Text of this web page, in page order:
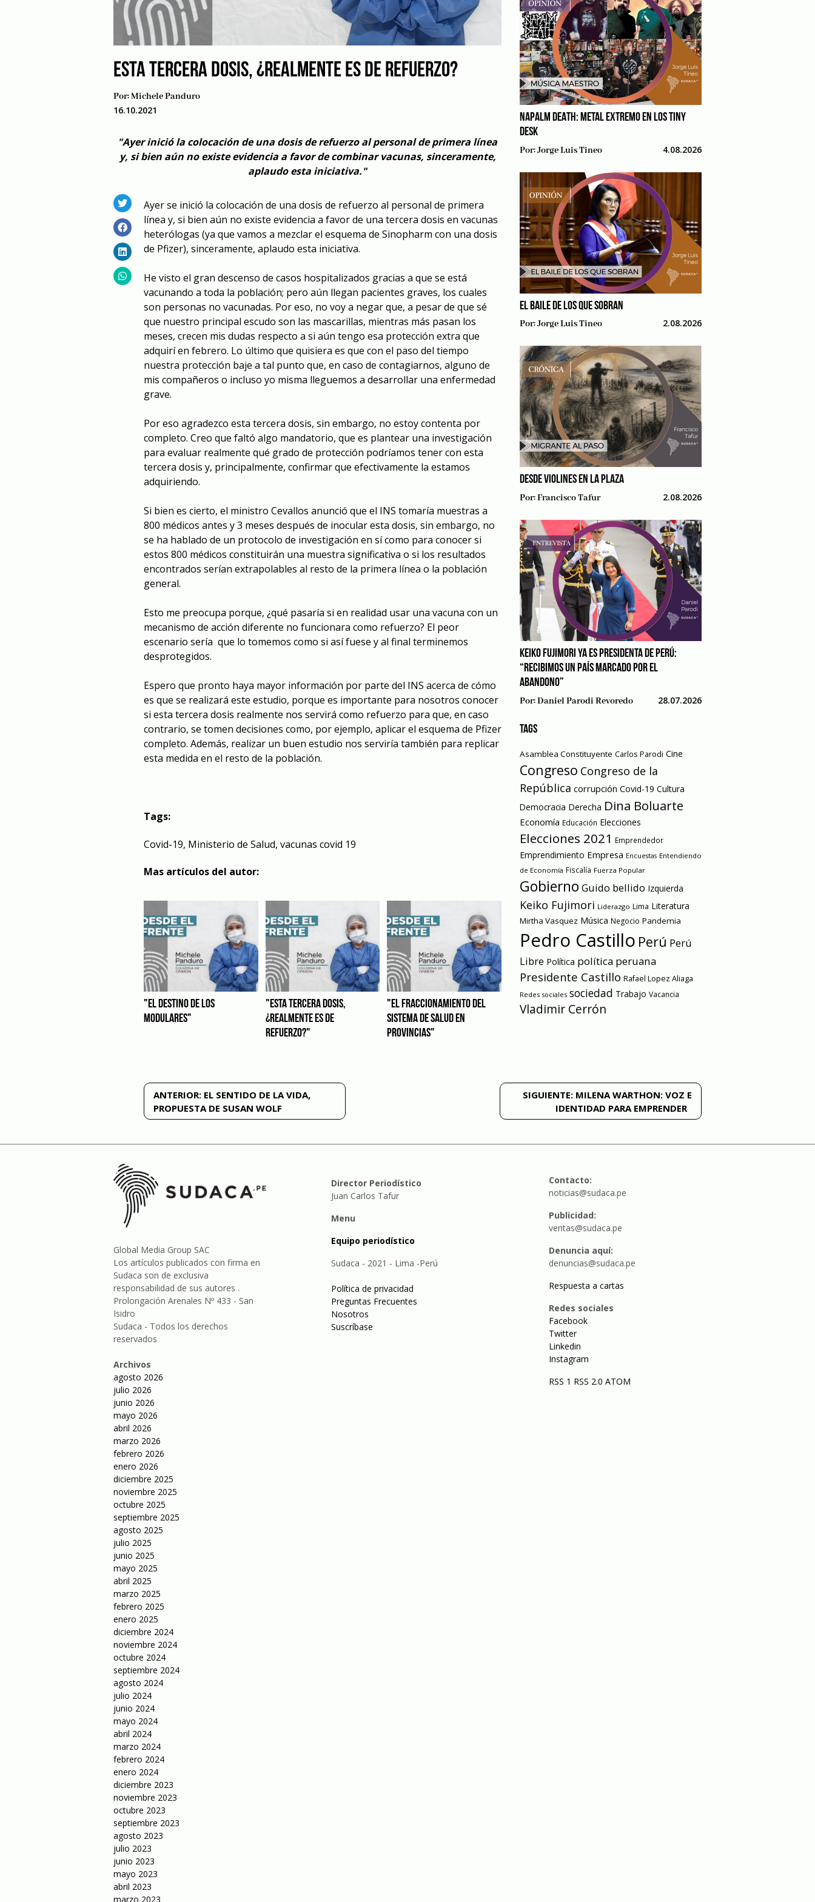
ESTA TERCERA DOSIS, ¿REALMENTE ES DE REFUERZO?
Por:Michele Panduro
16.10.2021
"Ayer inició la colocación de una dosis de refuerzo al personal de primera línea
y, si bien aún no existe evidencia a favor de combinar vacunas, sinceramente,
aplaudo esta iniciativa."
Ayer se inició la colocación de una dosis de refuerzo al personal de primera
línea y, si bien aún no existe evidencia a favor de una tercera dosis en vacunas
heterólogas (ya que vamos a mezclar el esquema de Sinopharm con una dosis
de Pfizer), sinceramente, aplaudo esta iniciativa.
He visto el gran descenso de casos hospitalizados gracias a que se está
vacunando a toda la población; pero aún llegan pacientes graves, los cuales
son personas no vacunadas. Por eso, no voy a negar que, a pesar de que sé
que nuestro principal escudo son las mascarillas, mientras más pasan los
meses, crecen mis dudas respecto a si aún tengo esa protección extra que
adquirí en febrero. Lo último que quisiera es que con el paso del tiempo
nuestra protección baje a tal punto que, en caso de contagiarnos, alguno de
mis compañeros o incluso yo misma lleguemos a desarrollar una enfermedad
grave.
Por eso agradezco esta tercera dosis, sin embargo, no estoy contenta por
completo. Creo que faltó algo mandatorio, que es plantear una investigación
para evaluar realmente qué grado de protección podríamos tener con esta
tercera dosis y, principalmente, confirmar que efectivamente la estamos
adquiriendo.
Si bien es cierto, el ministro Cevallos anunció que el INS tomaría muestras a
800 médicos antes y 3 meses después de inocular esta dosis, sin embargo, no
se ha hablado de un protocolo de investigación en sí como para conocer si
estos 800 médicos constituirán una muestra significativa o si los resultados
encontrados serían extrapolables al resto de la primera línea o la población
general.
Esto me preocupa porque, ¿qué pasaría si en realidad usar una vacuna con un
mecanismo de acción diferente no funcionara como refuerzo? El peor
escenario sería que lo tomemos como si así fuese y al final terminemos
desprotegidos.
Espero que pronto haya mayor información por parte del INS acerca de cómo
es que se realizará este estudio, porque es importante para nosotros conocer
si esta tercera dosis realmente nos servirá como refuerzo para que, en caso
contrario, se tomen decisiones como, por ejemplo, aplicar el esquema de Pfizer
completo. Además, realizar un buen estudio nos serviría también para replicar
esta medida en el resto de la población.
Tags:
Covid-19, Ministerio de Salud, vacunas covid 19
Mas artículos del autor:
"EL DESTINO DE LOS
MODULARES"
"ESTA TERCERA DOSIS,
¿REALMENTE ES DE
REFUERZO?"
"EL FRACCIONAMIENTO DEL
SISTEMA DE SALUD EN
PROVINCIAS"
NAPALM DEATH: METAL EXTREMO EN LOS TINY
DESK
Por:Jorge Luis Tineo 4.08.2026
EL BAILE DE LOS QUE SOBRAN
Por:Jorge Luis Tineo 2.08.2026
DESDE VIOLINES EN LA PLAZA
Por:Francisco Tafur 2.08.2026
KEIKO FUJIMORI YA ES PRESIDENTA DE PERÚ:
“RECIBIMOS UN PAÍS MARCADO POR EL
ABANDONO”
Por:Daniel Parodi Revoredo 28.07.2026
TAGS
Asamblea Constituyente Carlos Parodi Cine
Congreso Congreso de la
República corrupción Covid-19 Cultura
Democracia Derecha Dina Boluarte
Economía Educación Elecciones
Elecciones 2021 Emprendedor
Emprendimiento Empresa Encuestas Entendiendo
de Economía Fiscalía Fuerza Popular
Gobierno Guido bellido Izquierda
Keiko Fujimori Liderazgo Lima Literatura
Mirtha Vasquez Música Negocio Pandemia
Pedro Castillo Perú Perú
Libre Política política peruana
Presidente Castillo Rafael Lopez Aliaga
Redes sociales sociedad Trabajo Vacancia
Vladimir Cerrón
Navegación
de
ANTERIOR: EL SENTIDO DE LA VIDA,
PROPUESTA DE SUSAN WOLF
SIGUIENTE: MILENA WARTHON: VOZ E
IDENTIDAD PARA EMPRENDER
Global Media Group SAC
Los artículos publicados con firma en
Sudaca son de exclusiva
responsabilidad de sus autores .
Prolongación Arenales Nº 433 - San
Isidro
Sudaca - Todos los derechos
reservados
Archivos
agosto 2026
julio 2026
junio 2026
mayo 2026
abril 2026
marzo 2026
febrero 2026
enero 2026
diciembre 2025
noviembre 2025
octubre 2025
septiembre 2025
agosto 2025
julio 2025
junio 2025
mayo 2025
abril 2025
marzo 2025
febrero 2025
enero 2025
diciembre 2024
noviembre 2024
octubre 2024
septiembre 2024
agosto 2024
julio 2024
junio 2024
mayo 2024
abril 2024
marzo 2024
febrero 2024
enero 2024
diciembre 2023
noviembre 2023
octubre 2023
septiembre 2023
agosto 2023
julio 2023
junio 2023
mayo 2023
abril 2023
marzo 2023
Director Periodístico
Juan Carlos Tafur
Menu
Equipo periodístico
Sudaca - 2021 - Lima -Perú
Política de privacidad
Preguntas Frecuentes
Nosotros
Suscríbase
Contacto:
noticias@sudaca.pe
Publicidad:
ventas@sudaca.pe
Denuncia aquí:
denuncias@sudaca.pe
Respuesta a cartas
Redes sociales
Facebook
Twitter
Linkedin
Instagram
RSS 1 RSS 2.0 ATOM